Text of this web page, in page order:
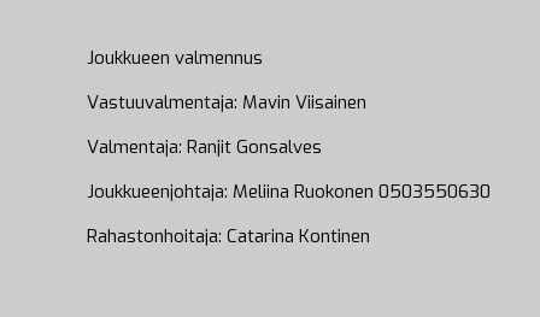
Joukkueen valmennus
Vastuuvalmentaja: Mavin Viisainen
Valmentaja: Ranjit Gonsalves
Joukkueenjohtaja: Meliina Ruokonen 0503550630
Rahastonhoitaja: Catarina Kontinen